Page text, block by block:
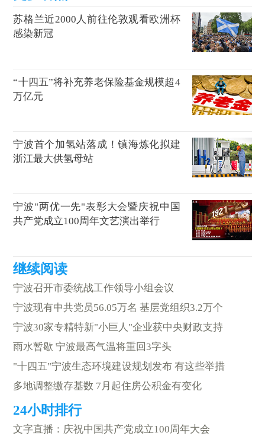
苏格兰近2000人前往伦敦观看欧洲杯
感染新冠
“十四五”将补充养老保险基金规模超4
万亿元
宁波首个加氢站落成！镇海炼化拟建
浙江最大供氢母站
宁波"两优一先"表彰大会暨庆祝中国
共产党成立100周年文艺演出举行
宁波召开市委统战工作领导小组会议
宁波现有中共党员56.05万名 基层党组织3.2万个
宁波30家专精特新"小巨人"企业获中央财政支持
雨水暂歇 宁波最高气温将重回3字头
"十四五"宁波生态环境建设规划发布 有这些举措
多地调整缴存基数 7月起住房公积金有变化
文字直播：庆祝中国共产党成立100周年大会